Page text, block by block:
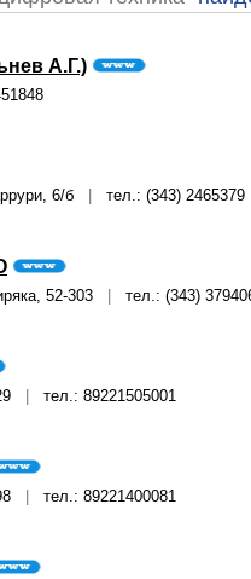
А.Г.)
6/б тел.: (343) 2465379
52-303 тел.: (343)
тел.: 89221505001
тел.: 89221400081